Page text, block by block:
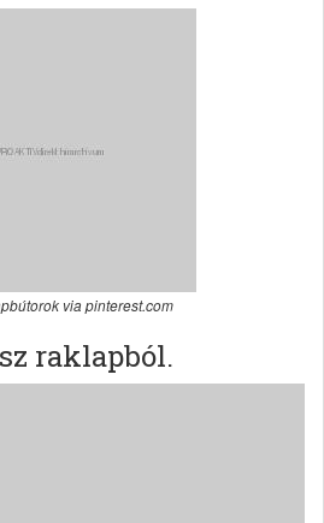
via pinterest.com
raklapból.